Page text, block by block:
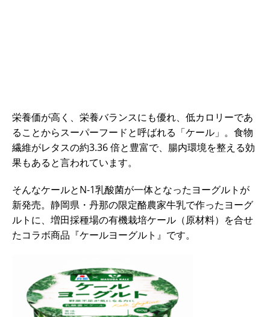
栄養価が高く、栄養バランスにも優れ、低カロリーであ
ることからスーパーフードと呼ばれる「ケール」。食物
繊維がレタスの約3.36 倍と豊富で、腸内環境を整える効
果もあると言われています。
そんなケールとN-1乳酸菌が一体となったヨーグルトが
新発売。静岡県・丹那の限定酪農家牛乳で作ったヨーグ
ルトに、 増田採種場の有機栽培ケール（原材料）を合せ
たコラボ商品『ケールヨーグルト』です。